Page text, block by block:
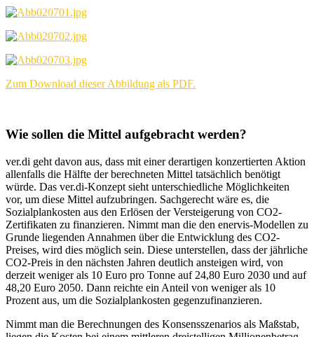
Zum Download dieser Abbildung als PDF.
Wie sollen die Mittel aufgebracht werden?
ver.di geht davon aus, dass mit einer derartigen konzertierten Aktion
allenfalls die Hälfte der berechneten Mittel tatsächlich benötigt
würde. Das ver.di-Konzept sieht unterschiedliche Möglichkeiten
vor, um diese Mittel aufzubringen. Sachgerecht wäre es, die
Sozialplankosten aus den Erlösen der Versteigerung von CO2-
Zertifikaten zu finanzieren. Nimmt man die den enervis-Modellen zu
Grunde liegenden Annahmen über die Entwicklung des CO2-
Preises, wird dies möglich sein. Diese unterstellen, dass der jährliche
CO2-Preis in den nächsten Jahren deutlich ansteigen wird, von
derzeit weniger als 10 Euro pro Tonne auf 24,80 Euro 2030 und auf
48,20 Euro 2050. Dann reichte ein Anteil von weniger als 10
Prozent aus, um die Sozialplankosten gegenzufinanzieren.
Nimmt man die Berechnungen des Konsensszenarios als Maßstab,